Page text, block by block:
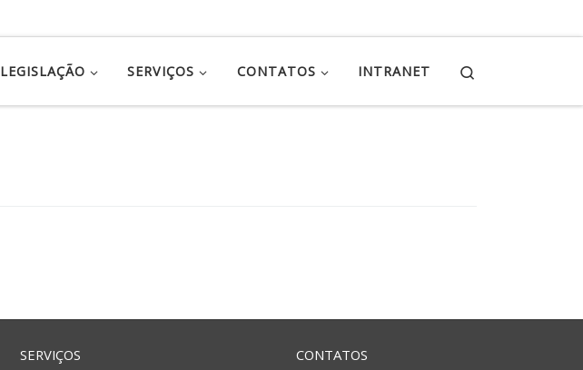
LEGISLAÇÃO SERVIÇOS CONTATOS INTRANET
SERVIÇOS
CONTATOS